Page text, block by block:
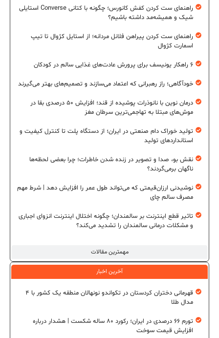
مهمترین مقالات
راهنمای ست کردن کفش کانورس؛ چگونه با کتانی Converse استایلی
شیک و همیشه‌مد داشته باشیم؟
راهنمای ست کردن پیراهن فلانل مردانه؛ از استایل کژوال تا تیپ
اسمارت کژوال
۶ راهکار یونیسف برای پرورش عادت‌های غذایی سالم در کودکان
خودآگاهی؛ راز رهبرانی که اعتماد می‌سازند و تصمیم‌های بهتر می‌گیرند
درمان نوین با نانوذرات پوشیده از قند؛ افزایش ۵۰ درصدی بقا در
موش‌های مبتلا به تهاجمی‌ترین سرطان مغز
تولید خوراک دام صنعتی در ایران؛ از دستگاه پلت تا کنترل کیفیت و
استانداردهای تولید
نقش بو، صدا و تصویر در زنده شدن خاطرات؛ چرا بعضی لحظه‌ها
ناگهان برمی‌گردند؟
نوشیدنی ارزان‌قیمتی که می‌تواند طول عمر را افزایش دهد | شرط مهم
مصرف سالم چای
تاثیر قطع اینترنت بر سالمندان؛ چگونه اختلال اینترنت انزوای اجباری
و مشکلات درمانی سالمندان را تشدید می‌کند؟
آخرین اخبار
قهرمانی دختران کردستان در تکواندو نونهالان منطقه یک کشور با ۴
مدال طلا
تورم ۶۶ درصدی در ایران؛ رکورد ۸۰ ساله شکست | هشدار درباره
افزایش قیمت سوخت